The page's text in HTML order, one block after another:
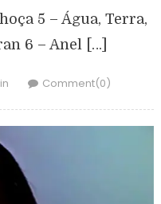
5 – Água, Terra,
6 – Anel […]
Comment(0)